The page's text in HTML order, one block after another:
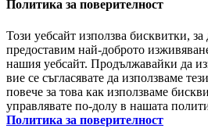
Политика за поверителност
Този уебсайт използва бисквитки,
предоставим най-доброто
нашия уебсайт. Продължавайки да
вие се съгласявате да използваме
повече за това как използваме
управлявате по-долу в нашата
Политика за поверителност